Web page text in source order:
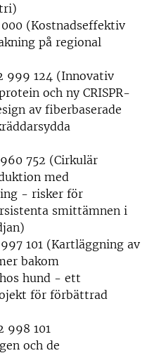
000 (Kostnadseffektiv
på regional
999 124 (Innovativ
och ny CRISPR-
av fiberbaserade
752 (Cirkulär
med
- risker för
smittämnen i
101 (Kartläggning av
bakom
hund - ett
för förbättrad
998 101
och de